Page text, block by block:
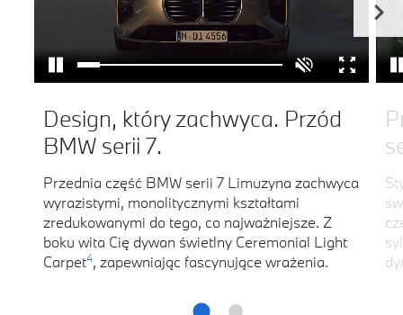
Design, który zachwyca. Przód
BMW serii 7.
Przednia część BMW serii 7 Limuzyna zachwyca
wyrazistymi, monolitycznymi kształtami
zredukowanymi do tego, co najważniejsze. Z
boku wita Cię dywan świetlny Ceremonial Light
Carpet4, zapewniając fascynujące wrażenia.